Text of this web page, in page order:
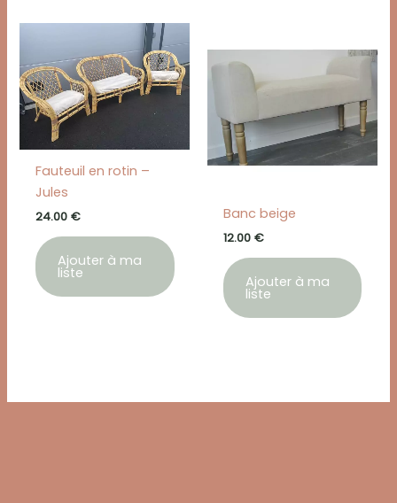
Fauteuil en rotin –
Jules
24.00 €
Ajouter à ma
liste
Banc beige
12.00 €
Ajouter à ma
liste